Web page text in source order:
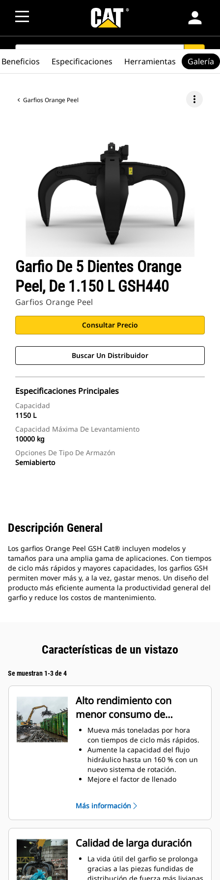
person
SEARCH search
Garfios Orange Peel more_vert
Garfio De 5 Dientes Orange
Peel, De 1.150 L GSH440
Garfios Orange Peel
Consultar Precio
Buscar Un Distribuidor
Especificaciones Principales
Capacidad
1150 L
Capacidad Máxima De Levantamiento
10000 kg
Opciones De Tipo De Armazón
Semiabierto
Beneficios Especificaciones Herramientas Galería
Descripción General
Los garfios Orange Peel GSH Cat® incluyen modelos y
tamaños para una amplia gama de aplicaciones. Con tiempos
de ciclo más rápidos y mayores capacidades, los garfios GSH
permiten mover más y, a la vez, gastar menos. Un diseño del
producto más eficiente aumenta la productividad general del
garfio y reduce los costos de mantenimiento.
Características de un vistazo
Se muestran 1-3 de 4
Alto rendimiento con
menor consumo de
combustible
Mueva más toneladas por hora
con tiempos de ciclo más rápidos.
Aumente la capacidad del flujo
hidráulico hasta un 160 % con un
nuevo sistema de rotación.
Mejore el factor de llenado
dientes.
Las máquinas Cat están
preprogramadas con un ajuste de
rendimiento óptimo para el garfio
a fin de maximizar el acoplamiento
y la eficiencia de la máquina y del
garfio.
Alcance nuevas alturas y aumente
Más información
Calidad de larga duración
La vida útil del garfio se prolonga
gracias a las piezas fundidas de